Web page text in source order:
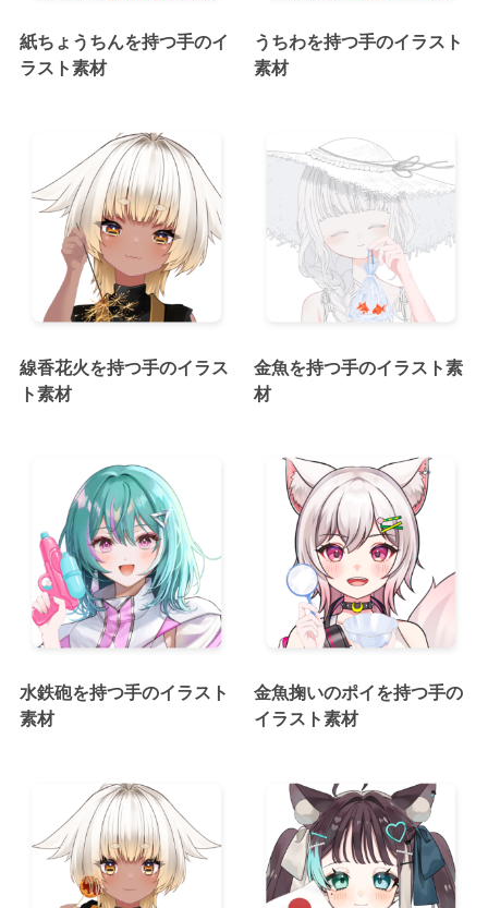
紙ちょうちんを持つ手のイ
ラスト素材
うちわを持つ手のイラスト
素材
線香花火を持つ手のイラス
ト素材
金魚を持つ手のイラスト素
材
水鉄砲を持つ手のイラスト
素材
金魚掬いのポイを持つ手の
イラスト素材